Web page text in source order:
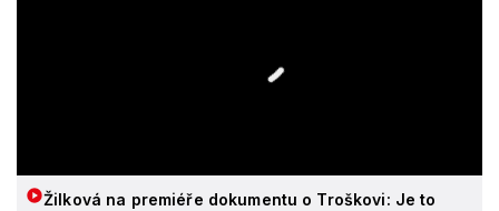
Žilková na premiéře dokumentu o Troškovi: Je to